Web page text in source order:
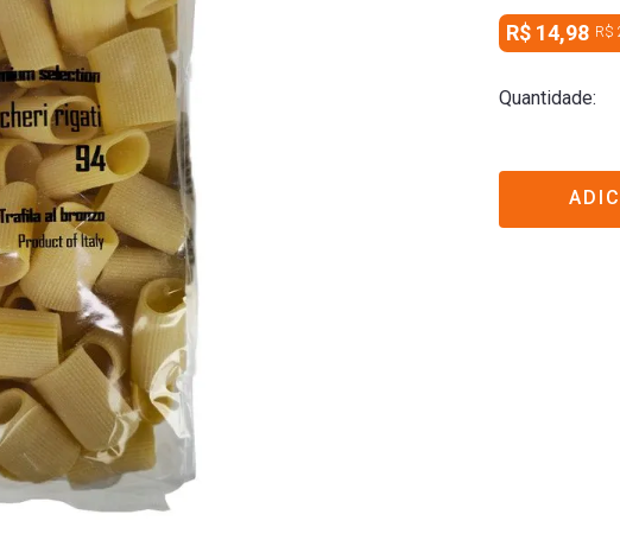
R$ 14,98 R$
Quantidade